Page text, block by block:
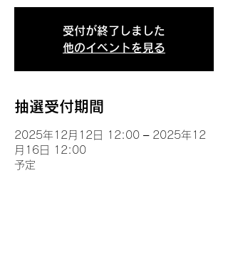
受付が終了しました
他のイベントを見る
抽選受付期間
2025年12月12日 12:00 – 2025年12
月16日 12:00
予定